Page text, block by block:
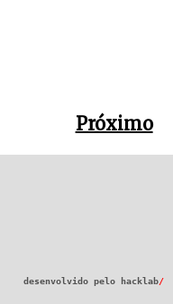
Próximo
desenvolvido pelo hacklab/